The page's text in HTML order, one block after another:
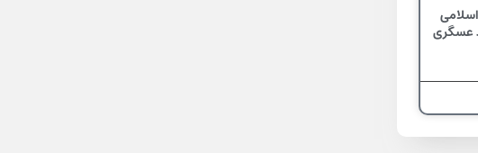
عسگری